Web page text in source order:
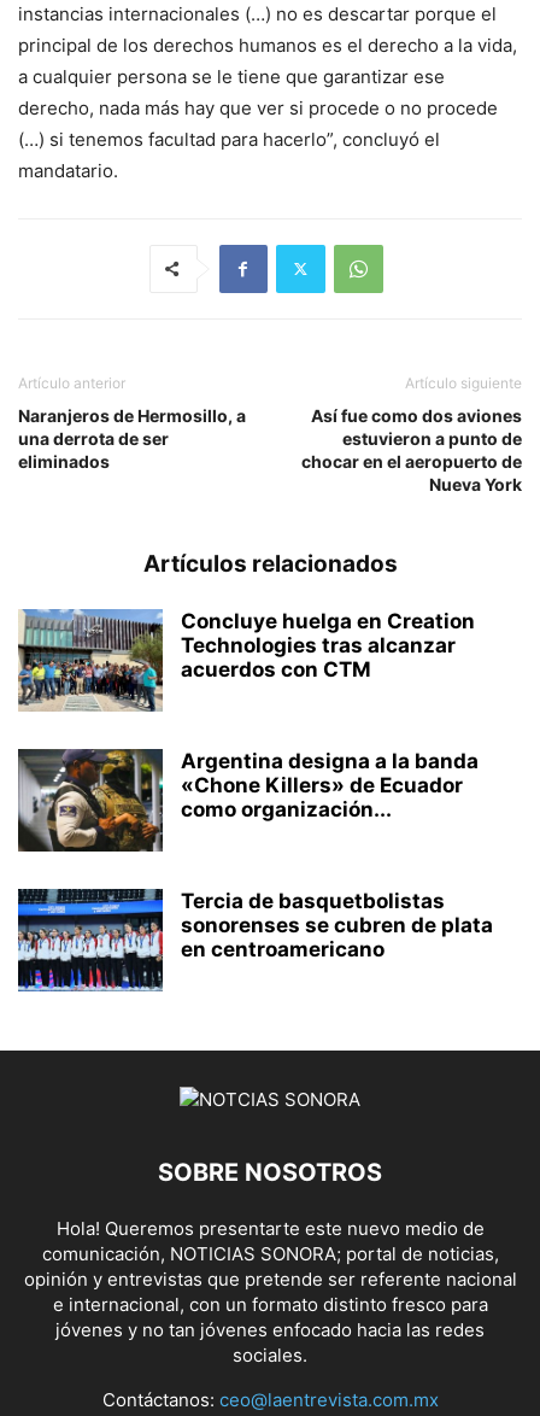
instancias internacionales (…) no es descartar porque el
principal de los derechos humanos es el derecho a la vida,
a cualquier persona se le tiene que garantizar ese
derecho, nada más hay que ver si procede o no procede
(…) si tenemos facultad para hacerlo”, concluyó el
mandatario.
Artículo anterior
Naranjeros de Hermosillo, a
una derrota de ser
eliminados
Artículo siguiente
Así fue como dos aviones
estuvieron a punto de
chocar en el aeropuerto de
Nueva York
Artículos relacionados
Concluye huelga en Creation
Technologies tras alcanzar
acuerdos con CTM
Argentina designa a la banda
«Chone Killers» de Ecuador
como organización...
Tercia de basquetbolistas
sonorenses se cubren de plata
en centroamericano
SOBRE NOSOTROS
Hola! Queremos presentarte este nuevo medio de
comunicación, NOTICIAS SONORA; portal de noticias,
opinión y entrevistas que pretende ser referente nacional
e internacional, con un formato distinto fresco para
jóvenes y no tan jóvenes enfocado hacia las redes
sociales.
Contáctanos: ceo@laentrevista.com.mx